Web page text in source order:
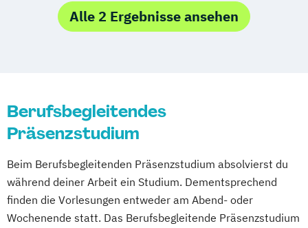
Internationale Betriebswirtschaft -
berufsbegleitend
Internationale Betriebswirtschaft -
Zukunftsfähiges Management | People
Organisation & Transformation
Internationale Betriebswirtschaft -
Zukunftsfähiges Management | Vertiefung
Accounting
Controlling & Finance Mechatronics
Innovation und Produktmanagement
Klinische Psychologie Marketing
Psychotherapeutisches Propädeutikum
Pädagogik
Standort- und Regionalmanagement
Supervision und Coaching
überholz / Culture Timber Architecture
Alle 2 Ergebnisse ansehen
Berufsbegleitendes
Präsenzstudium
Beim Berufsbegleitenden Präsenzstudium absolvierst du
während deiner Arbeit ein Studium. Dementsprechend
finden die Vorlesungen entweder am Abend- oder
Wochenende statt. Das Berufsbegleitende Präsenzstudium